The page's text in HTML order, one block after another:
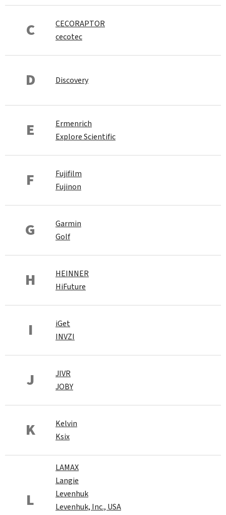
C
CECORAPTOR
cecotec
D Discovery
E
Ermenrich
Explore Scientific
F
Fujifilm
Fujinon
G
Garmin
Golf
H
HEINNER
HiFuture
I
iGet
INVZI
J
JIVR
JOBY
K
Kelvin
Ksix
L
LAMAX
Langie
Levenhuk
Levenhuk, Inc., USA